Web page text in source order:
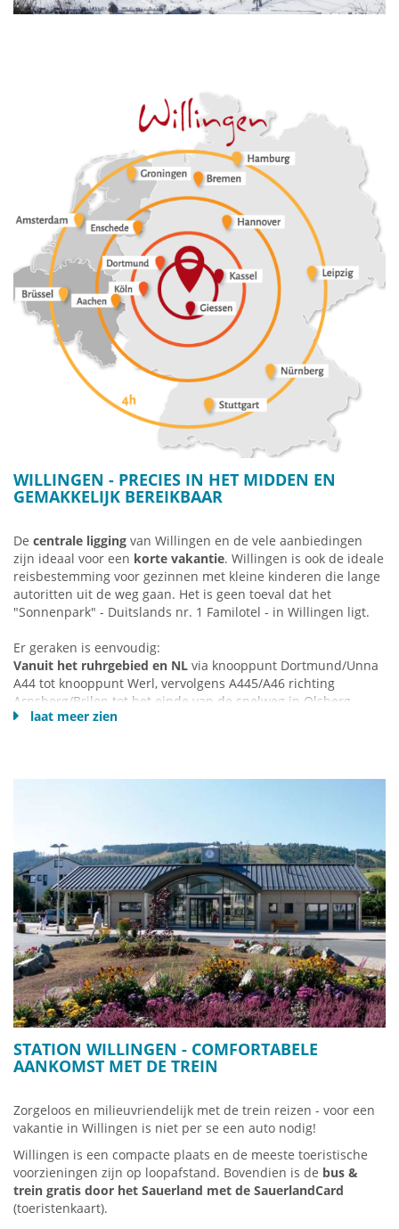
WILLINGEN - PRECIES IN HET MIDDEN EN
GEMAKKELIJK BEREIKBAAR
De centrale ligging van Willingen en de vele aanbiedingen
zijn ideaal voor een korte vakantie. Willingen is ook de ideale
reisbestemming voor gezinnen met kleine kinderen die lange
autoritten uit de weg gaan. Het is geen toeval dat het
"Sonnenpark" - Duitslands nr. 1 Familotel - in Willingen ligt.
Er geraken is eenvoudig:
Vanuit het ruhrgebied en NL via knooppunt Dortmund/Unna
A44 tot knooppunt Werl, vervolgens A445/A46 richting
Arnsberg/Brilon tot het einde van de snelweg in Olsberg.
Vervolg over de B480 richting Winterberg en via Olsberg
naar de B251 naar Willingen (reistijd vanaf OS ca. 1.40 uur).
RoutenplannerGoogle-Maps HIER
laat meer zien
STATION WILLINGEN - COMFORTABELE
AANKOMST MET DE TREIN
Zorgeloos en milieuvriendelijk met de trein reizen - voor een
vakantie in Willingen is niet per se een auto nodig!
Willingen is een compacte plaats en de meeste toeristische
voorzieningen zijn op loopafstand. Bovendien is de bus &
trein gratis door het Sauerland met de SauerlandCard
(toeristenkaart).